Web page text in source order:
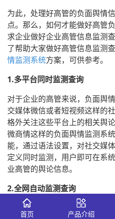
为此，处理好高管的负面舆情
点。那么，如何才能做好高管
求企业做好企业高管信息监测
了帮助大家做好高管信息监测
情监测系统方案，可供参考。
1.多平台同时监测查询
对于企业的高管来说，负面舆
交媒体微信或者短视频这样的
格外关注这些平台上的相关舆
微商情这样的负面舆情监测系
能，通过语法设置，对社交媒
定义同时监测，用户即可在系
业高管的舆论信息。
2.全网自动监测查询
在信息化时代，舆情滋生的渠
首页 产品介绍